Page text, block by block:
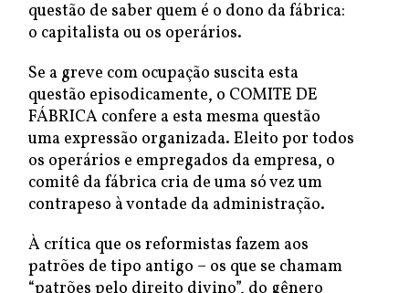
questão de saber quem é o dono da fábrica:
o capitalista ou os operários.
Se a greve com ocupação suscita esta
questão episodicamente, o COMITE DE
FÁBRICA confere a esta mesma questão
uma expressão organizada. Eleito por todos
os operários e empregados da empresa, o
comitê da fábrica cria de uma só vez um
contrapeso à vontade da administração.
À crítica que os reformistas fazem aos
patrões de tipo antigo – os que se chamam